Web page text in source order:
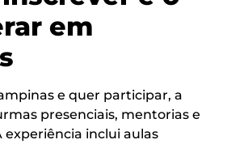
em
e quer participar, a
presenciais, mentorias e
experiência inclui aulas